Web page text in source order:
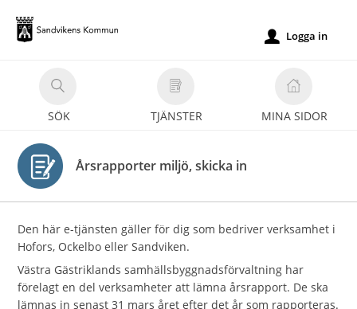
till
tjänster
Sandvikens
kommun
SÖK TJÄNSTER MINA SIDOR
u Logga in
Årsrapporter miljö, skicka in
Den här e-tjänsten gäller för dig som bedriver verksamhet i
Hofors, Ockelbo eller Sandviken.
Västra Gästriklands samhällsbyggnadsförvaltning har
förelagt en del verksamheter att lämna årsrapport. De ska
lämnas in senast 31 mars året efter det år som rapporteras.